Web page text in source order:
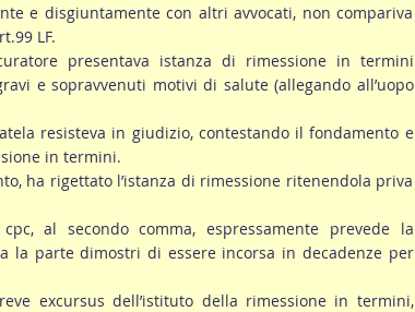
e disgiuntamente con altri avvocati, non compariva
LF.
presentava istanza di rimessione in termini
e sopravvenuti motivi di salute (allegando all’uopo
resisteva in giudizio, contestando il fondamento e
in termini.
ha rigettato l’istanza di rimessione ritenendola priva
al secondo comma, espressamente prevede la
la parte dimostri di essere incorsa in decadenze per
excursus dell’istituto della rimessione in termini,